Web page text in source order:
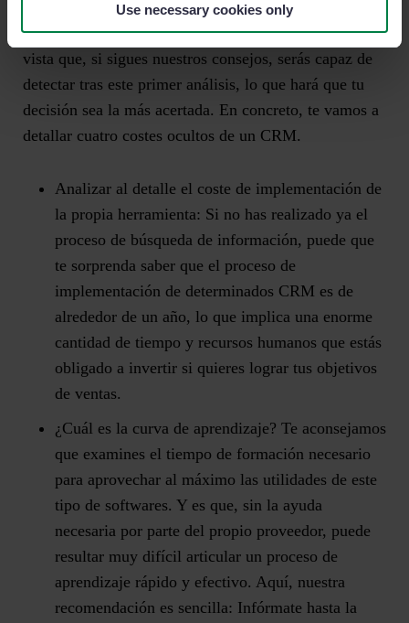
Use necessary cookies only
No obstante, hay una serie de costes ocultos a primera
vista que, si sigues nuestros consejos, serás capaz de
detectar tras este primer análisis, lo que hará que tu
decisión sea la más acertada. En concreto, te vamos a
detallar cuatro costes ocultos de un CRM.
Analizar al detalle el coste de implementación de
la propia herramienta: Si no has realizado ya el
proceso de búsqueda de información, puede que
te sorprenda saber que el proceso de
implementación de determinados CRM es de
alrededor de un año, lo que implica una enorme
cantidad de tiempo y recursos humanos que estás
obligado a invertir si quieres lograr tus objetivos
de ventas.
¿Cuál es la curva de aprendizaje? Te aconsejamos
que examines el tiempo de formación necesario
para aprovechar al máximo las utilidades de este
tipo de softwares. Y es que, sin la ayuda
necesaria por parte del propio proveedor, puede
resultar muy difícil articular un proceso de
aprendizaje rápido y efectivo. Aquí, nuestra
recomendación es sencilla: Infórmate hasta la